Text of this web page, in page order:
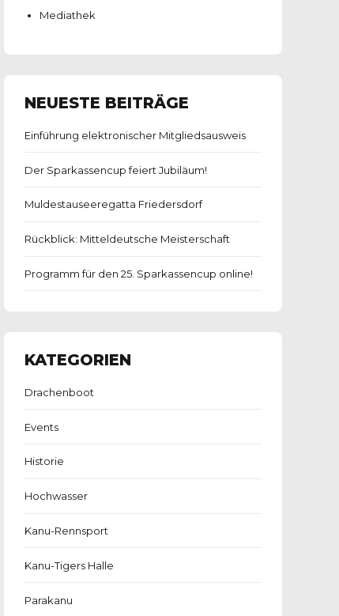
Mediathek
NEUESTE BEITRÄGE
Einführung elektronischer Mitgliedsausweis
Der Sparkassencup feiert Jubiläum!
Muldestauseeregatta Friedersdorf
Rückblick: Mitteldeutsche Meisterschaft
Programm für den 25. Sparkassencup online!
KATEGORIEN
Drachenboot
Events
Historie
Hochwasser
Kanu-Rennsport
Kanu-Tigers Halle
Parakanu